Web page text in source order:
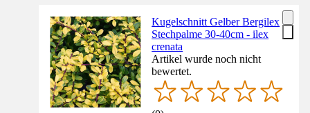
Kugelschnitt Gelber Bergilex
Stechpalme 30-40cm - ilex
crenata
Artikel wurde noch nicht
bewertet.